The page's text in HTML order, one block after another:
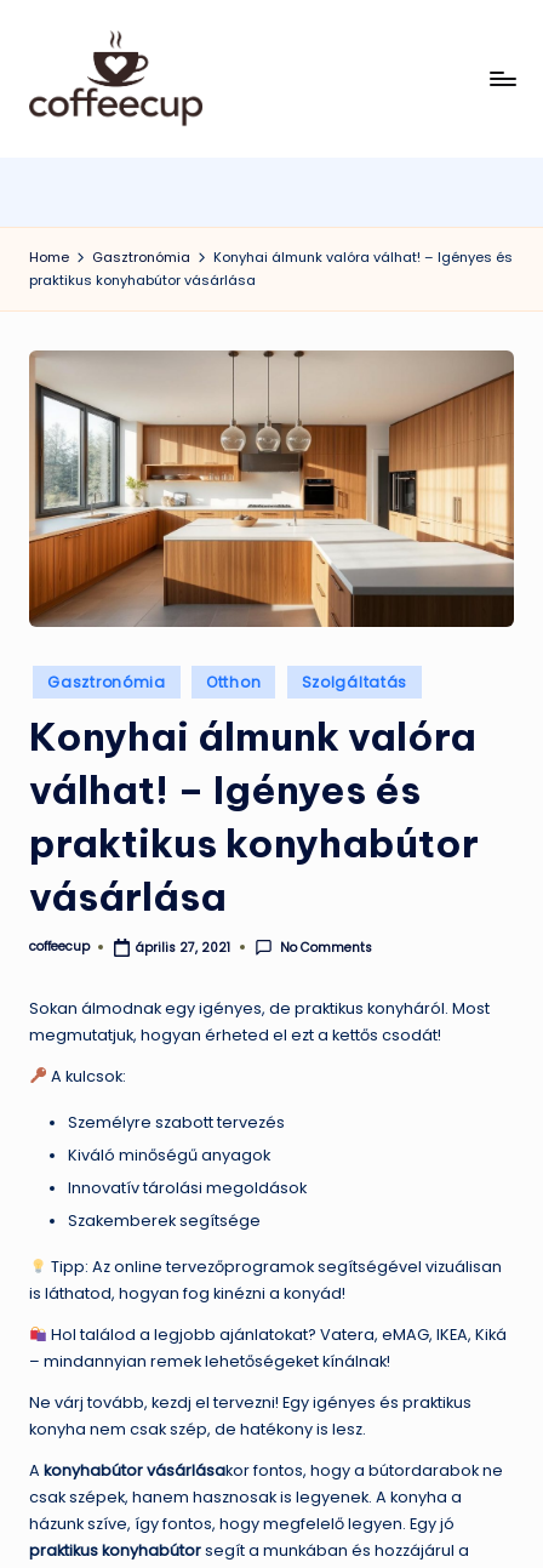
content
Home Gasztronómia
Konyhai álmunk valóra válhat! – Igényes és
praktikus konyhabútor vásárlása
Posted
in
Gasztronómia Otthon Szolgáltatás
Konyhai álmunk valóra
válhat! – Igényes és
praktikus konyhabútor
vásárlása
Posted
coffeecup április 27, 2021 No Comments
Sokan álmodnak egy igényes, de praktikus konyháról. Most
megmutatjuk, hogyan érheted el ezt a kettős csodát!
A kulcsok:
Személyre szabott tervezés
Kiváló minőségű anyagok
Innovatív tárolási megoldások
Szakemberek segítsége
Tipp: Az online tervezőprogramok segítségével vizuálisan
is láthatod, hogyan fog kinézni a konyád!
Hol találod a legjobb ajánlatokat? Vatera, eMAG, IKEA, Kiká
– mindannyian remek lehetőségeket kínálnak!
Ne várj tovább, kezdj el tervezni! Egy igényes és praktikus
konyha nem csak szép, de hatékony is lesz.
A konyhabútor vásárlásakor fontos, hogy a bútordarabok ne
csak szépek, hanem hasznosak is legyenek. A konyha a
házunk szíve, így fontos, hogy megfelelő legyen. Egy jó
praktikus konyhabútorsegít a munkában és hozzájárul a